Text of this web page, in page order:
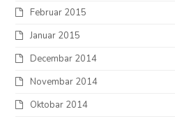
Februar 2015
Januar 2015
Decembar 2014
Novembar 2014
Oktobar 2014